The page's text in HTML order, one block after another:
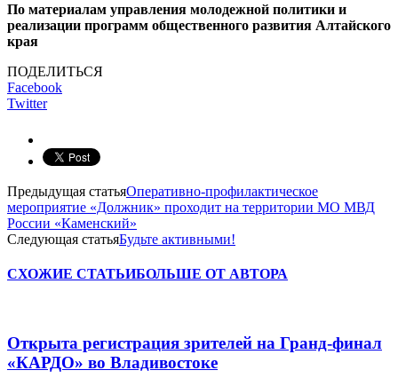
По материалам управления молодежной политики и
реализации программ общественного развития Алтайского
края
ПОДЕЛИТЬСЯ
Facebook
Twitter
Предыдущая статьяОперативно-профилактическое
мероприятие «Должник» проходит на территории МО МВД
России «Каменский»
Следующая статьяБудьте активными!
СХОЖИЕ СТАТЬИБОЛЬШЕ ОТ АВТОРА
Открыта регистрация зрителей на Гранд-финал
«КАРДО» во Владивостоке